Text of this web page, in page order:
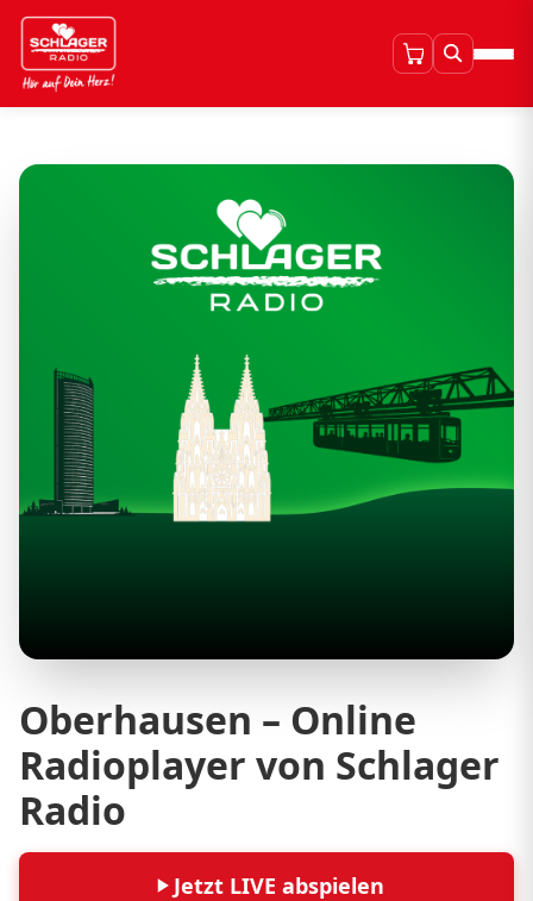
Oberhausen – Online
Radioplayer von Schlager
Radio
Jetzt LIVE abspielen